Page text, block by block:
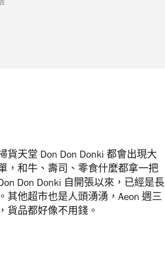
天堂 Don Don Donki 都會出現大
，和牛、壽司、零食什麼都拿一把
Don Donki 自開張以來，已經是長
其他超市也是人頭湧湧，Aeon 週三
貨品都好像不用錢。